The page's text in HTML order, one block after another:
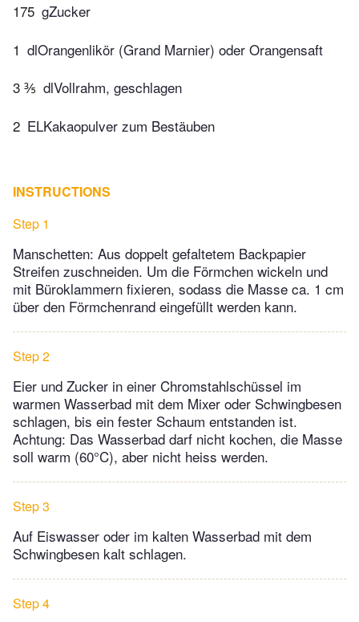
175 gZucker
1 dlOrangenlikör (Grand Marnier) oder Orangensaft
3 ⅗ dlVollrahm, geschlagen
2 ELKakaopulver zum Bestäuben
INSTRUCTIONS
Step 1
Manschetten: Aus doppelt gefaltetem Backpapier
Streifen zuschneiden. Um die Förmchen wickeln und
mit Büroklammern fixieren, sodass die Masse ca. 1 cm
über den Förmchenrand eingefüllt werden kann.
Step 2
Eier und Zucker in einer Chromstahlschüssel im
warmen Wasserbad mit dem Mixer oder Schwingbesen
schlagen, bis ein fester Schaum entstanden ist.
Achtung: Das Wasserbad darf nicht kochen, die Masse
soll warm (60°C), aber nicht heiss werden.
Step 3
Auf Eiswasser oder im kalten Wasserbad mit dem
Schwingbesen kalt schlagen.
Step 4